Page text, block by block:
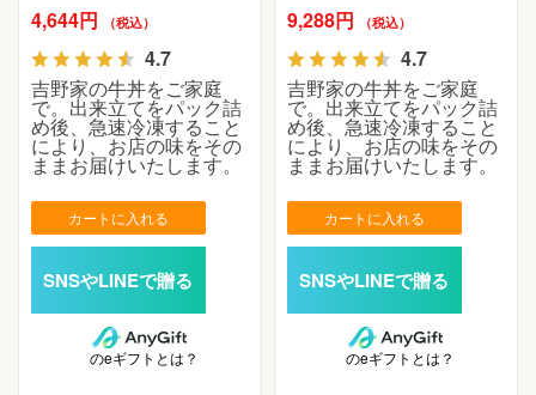
4,644円 （税込）
4.7
吉野家の牛丼をご家庭
で。出来立てをパック詰
め後、急速冷凍すること
により、お店の味をその
ままお届けいたします。
カートに入れる
のeギフトとは？
9,288円 （税込）
4.7
吉野家の牛丼をご家庭
で。出来立てをパック詰
め後、急速冷凍すること
により、お店の味をその
ままお届けいたします。
カートに入れる
のeギフトとは？